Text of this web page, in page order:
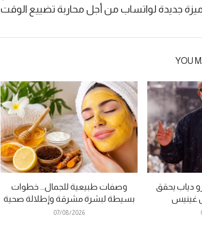
جديدة لواتساب من أجل محاربة تضييع الوقت
YOU
دياب يحقق
غينيس
وصفات طبيعية للجمال… خطوات
بسيطة لبشرة مشرقة وإطلالة صحية
07/08/2026